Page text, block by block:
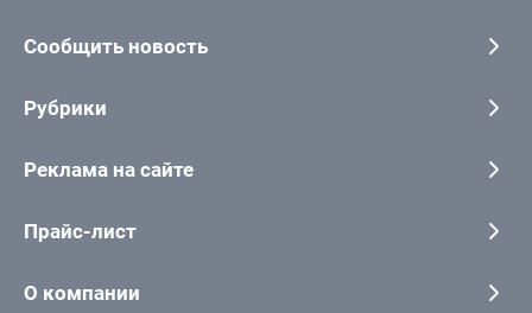
Сообщить новость
Рубрики
Реклама на сайте
Прайс-лист
О компании